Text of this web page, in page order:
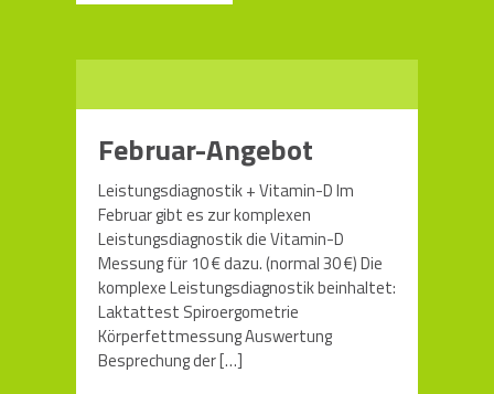
Februar-Angebot
Leistungsdiagnostik + Vitamin-D Im
Februar gibt es zur komplexen
Leistungsdiagnostik die Vitamin-D
Messung für 10 € dazu. (normal 30 €) Die
komplexe Leistungsdiagnostik beinhaltet:
Laktattest Spiroergometrie
Körperfettmessung Auswertung
Besprechung der[…]